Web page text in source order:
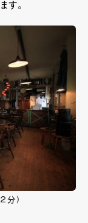
す。
）